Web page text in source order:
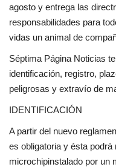
agosto y entrega las
responsabilidades para
vidas un animal de
Séptima Página Noticias
identificación, registro,
peligrosas y extravío de
IDENTIFICACIÓN
A partir del nuevo
es obligatoria y ésta
microchipinstalado por un